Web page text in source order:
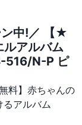
ン中!／ 【★
ルアルバム
516/N-P ピ
料】赤ちゃんの
るアルバム